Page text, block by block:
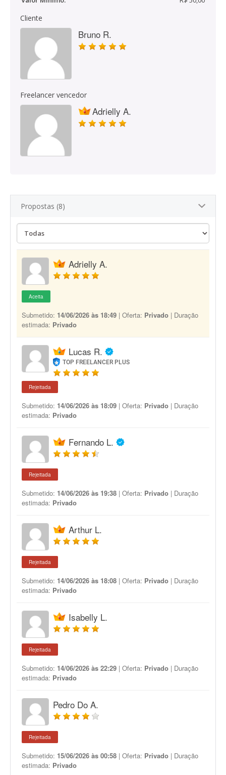
Cliente
Bruno R.
Freelancer vencedor
Adrielly A.
Propostas (8)
Adrielly A.
Aceita
Submetido: 14/06/2026 às 18:49 | Oferta: Privado | Duração
estimada: Privado
Lucas R.
TOP FREELANCER PLUS
Rejeitada
Submetido: 14/06/2026 às 18:09 | Oferta: Privado | Duração
estimada: Privado
Fernando L.
Rejeitada
Submetido: 14/06/2026 às 19:38 | Oferta: Privado | Duração
estimada: Privado
Arthur L.
Rejeitada
Submetido: 14/06/2026 às 18:08 | Oferta: Privado | Duração
estimada: Privado
Isabelly L.
Rejeitada
Submetido: 14/06/2026 às 22:29 | Oferta: Privado | Duração
estimada: Privado
Pedro Do A.
Rejeitada
Submetido: 15/06/2026 às 00:58 | Oferta: Privado | Duração
estimada: Privado